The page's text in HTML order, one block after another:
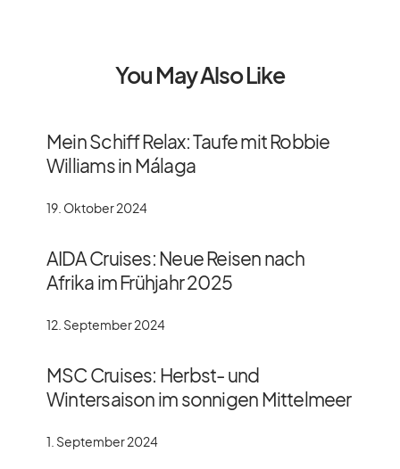
You May Also Like
Mein Schiff Relax: Taufe mit Robbie
Williams in Málaga
19. Oktober 2024
AIDA Cruises: Neue Reisen nach
Afrika im Frühjahr 2025
12. September 2024
MSC Cruises: Herbst- und
Wintersaison im sonnigen Mittelmeer
1. September 2024